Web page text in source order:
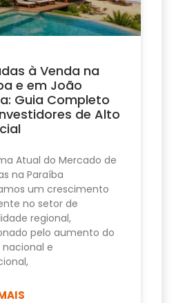
à Venda na
e em João
Guia Completo
de Alto
Atual do Mercado de
na Paraíba
um crescimento
no setor de
regional,
pelo aumento do
e